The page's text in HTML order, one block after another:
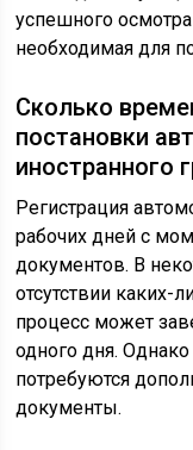
успешного осмотра
необходимая для
Сколько
постановки
иностранного
Регистрация
рабочих дней с
документов. В
отсутствии каких-
процесс может
одного дня.
потребуются
документы.